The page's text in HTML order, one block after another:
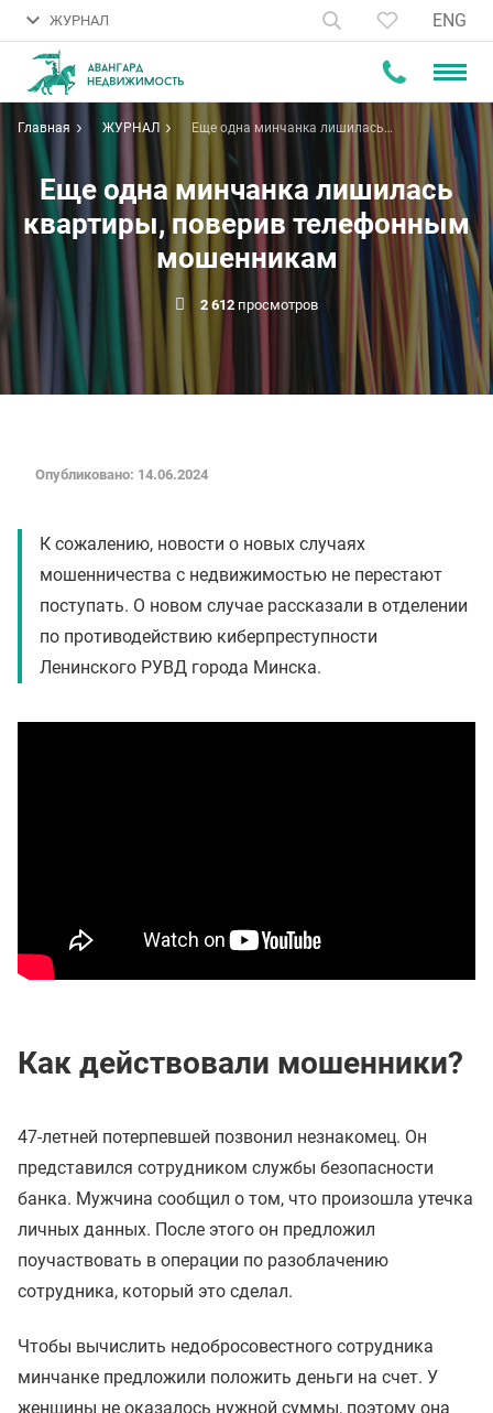
ЖУРНАЛ ENG
Главная ЖУРНАЛ
Еще одна минчанка лишилась
мошенникам
Еще одна минчанка лишилась
квартиры, поверив телефонным
мошенникам
2 612 просмотров
Опубликовано: 14.06.2024
К сожалению, новости о новых случаях
мошенничества с недвижимостью не перестают
поступать. О новом случае рассказали в отделении
по противодействию киберпреступности
Ленинского РУВД города Минска.
Как действовали мошенники?
47-летней потерпевшей позвонил незнакомец. Он
представился сотрудником службы безопасности
банка. Мужчина сообщил о том, что произошла утечка
личных данных. После этого он предложил
поучаствовать в операции по разоблачению
сотрудника, который это сделал.
Чтобы вычислить недобросовестного сотрудника
минчанке предложили положить деньги на счет. У
женщины не оказалось нужной суммы, поэтому она